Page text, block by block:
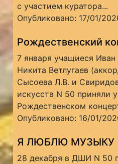
с участием куратора...
Опубликовано: 17/01/
Рождественский
7 января учащиеся
Никита Ветлугаев
Сысоева Л.В. и
искусств N 50 приняли
Рождественском
Опубликовано: 16/01/
Я ЛЮБЛЮ МУЗЫКУ
28 декабря в ДШИ N 50